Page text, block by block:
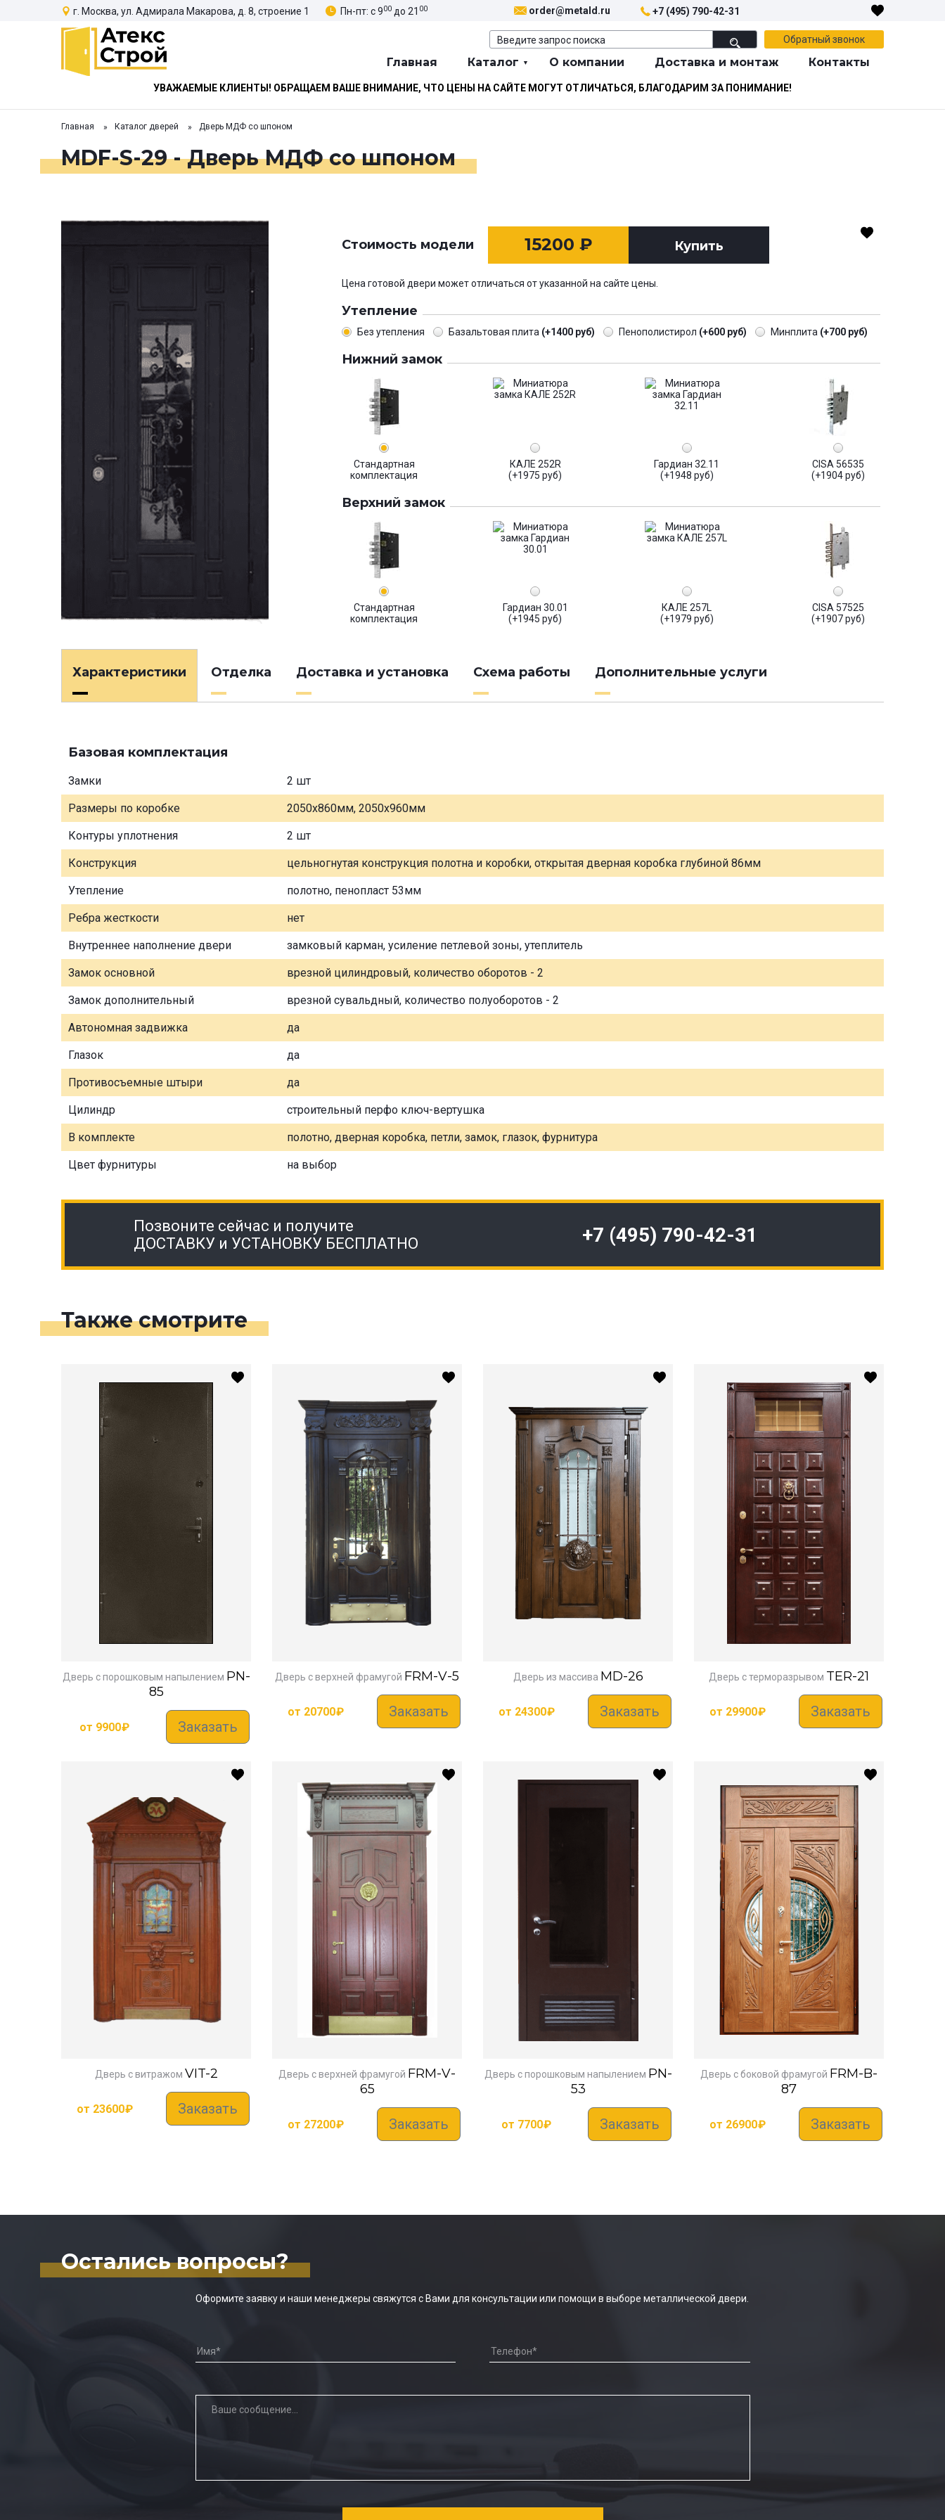
г. Москва, ул. Адмирала Макарова, д. 8, строение 1 Пн-пт: с 900 до 21 00 order@metald.ru +7 (495) 790-42-31
Обратный звонок
Главная Каталог О компании Доставка и монтаж Контакты
УВАЖАЕМЫЕ КЛИЕНТЫ! ОБРАЩАЕМ ВАШЕ ВНИМАНИЕ, ЧТО ЦЕНЫ НА САЙТЕ МОГУТ ОТЛИЧАТЬСЯ, БЛАГОДАРИМ ЗА ПОНИМАНИЕ!
Главная Каталог дверей Дверь МДФ со шпоном
MDF-S-29 - Дверь МДФ со шпоном
Стоимость модели 15200 ₽ Купить
Цена готовой двери может отличаться от указанной на сайте цены.
Утепление
Без утепления Базальтовая плита (+1400 руб) Пенополистирол (+600 руб) Минплита (+700 руб)
Нижний замок
Стандартная
комплектация
КАЛЕ 252R
(+1975 руб)
Гардиан 32.11
(+1948 руб)
CISA 56535
(+1904 руб)
Верхний замок
Стандартная
комплектация
Гардиан 30.01
(+1945 руб)
КАЛЕ 257L
(+1979 руб)
CISA 57525
(+1907 руб)
Характеристики Отделка Доставка и установка Схема работы Дополнительные услуги
Базовая комплектация
Замки 2 шт
Размеры по коробке 2050х860мм, 2050х960мм
Контуры уплотнения 2 шт
Конструкция цельногнутая конструкция полотна и коробки, открытая дверная коробка глубиной 86мм
Утепление полотно, пенопласт 53мм
Ребра жесткости нет
Внутреннее наполнение двери замковый карман, усиление петлевой зоны, утеплитель
Замок основной врезной цилиндровый, количество оборотов - 2
Замок дополнительный врезной сувальдный, количество полуоборотов - 2
Автономная задвижка да
Глазок да
Противосъемные штыри да
Цилиндр строительный перфо ключ-вертушка
В комплекте полотно, дверная коробка, петли, замок, глазок, фурнитура
Цвет фурнитуры на выбор
Позвоните сейчас и получите
ДОСТАВКУ и УСТАНОВКУ БЕСПЛАТНО
+7 (495) 790-42-31
Также смотрите
Дверь с порошковым напылением PN-
85
от 9900₽ Заказать
Дверь с верхней фрамугой FRM-V-5
от 20700₽ Заказать
Дверь из массива MD-26
от 24300₽ Заказать
Дверь с терморазрывом TER-21
от 29900₽ Заказать
Дверь с витражом VIT-2
от 23600₽ Заказать
Дверь с верхней фрамугой FRM-V-
65
от 27200₽ Заказать
Дверь с порошковым напылением PN-
53
от 7700₽ Заказать
Дверь с боковой фрамугой FRM-B-
87
от 26900₽ Заказать
Остались вопросы?
Оформите заявку и наши менеджеры свяжутся с Вами для консультации или помощи в выборе металлической двери.